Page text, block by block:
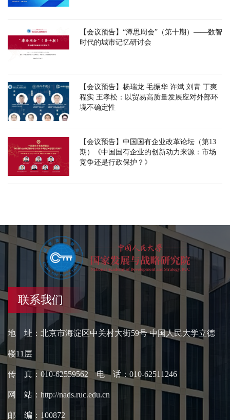
【会议预告】“潭思周会”（第十期）——数智
时代的城市记忆研讨会
【会议预告】杨瑞龙 毛振华 许斌 刘青 丁爽
程实 王孝松：以贸易高质量发展应对外部环
境不确定性
【会议预告】中国国有企业改革论坛（第13
期）《中国国有企业的创新动力来源：市场
竞争还是行政保护？》
联系我们
地 址：北京市海淀区中关村大街59号 中国人民大学立德
楼11层
传 真：010-62559562 电 话：010-62511246
网 站：http://nads.ruc.edu.cn
邮 编：100872